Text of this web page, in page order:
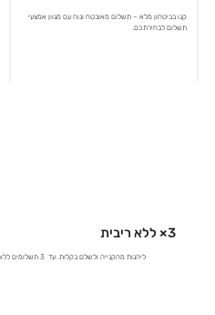
קנו בביטחון מלא – תשלום מאובטח ונוח עם מגוון אמצעי
תשלום לבחירתכם.
3× ללא ריבית
ליהנות מהקנייה ולשלם בקלות. עד 3 תשלומים ללא ריבית להזמנות מעל 400 ש"ח.